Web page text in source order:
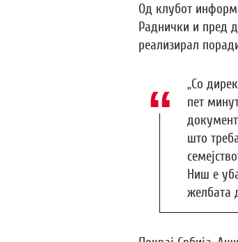
Од клубот
Раднички и пред
реализирал
„Со
пет
што
Ниш е
желбата